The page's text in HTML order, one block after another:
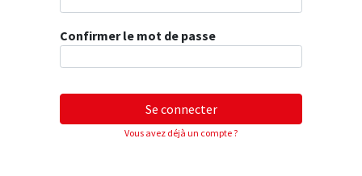
Confirmer le mot de passe
Se connecter
Vous avez déjà un compte ?